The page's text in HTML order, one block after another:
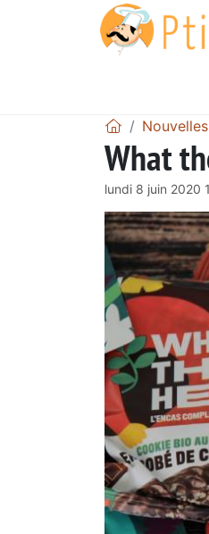
What
lundi 8 juin 2020